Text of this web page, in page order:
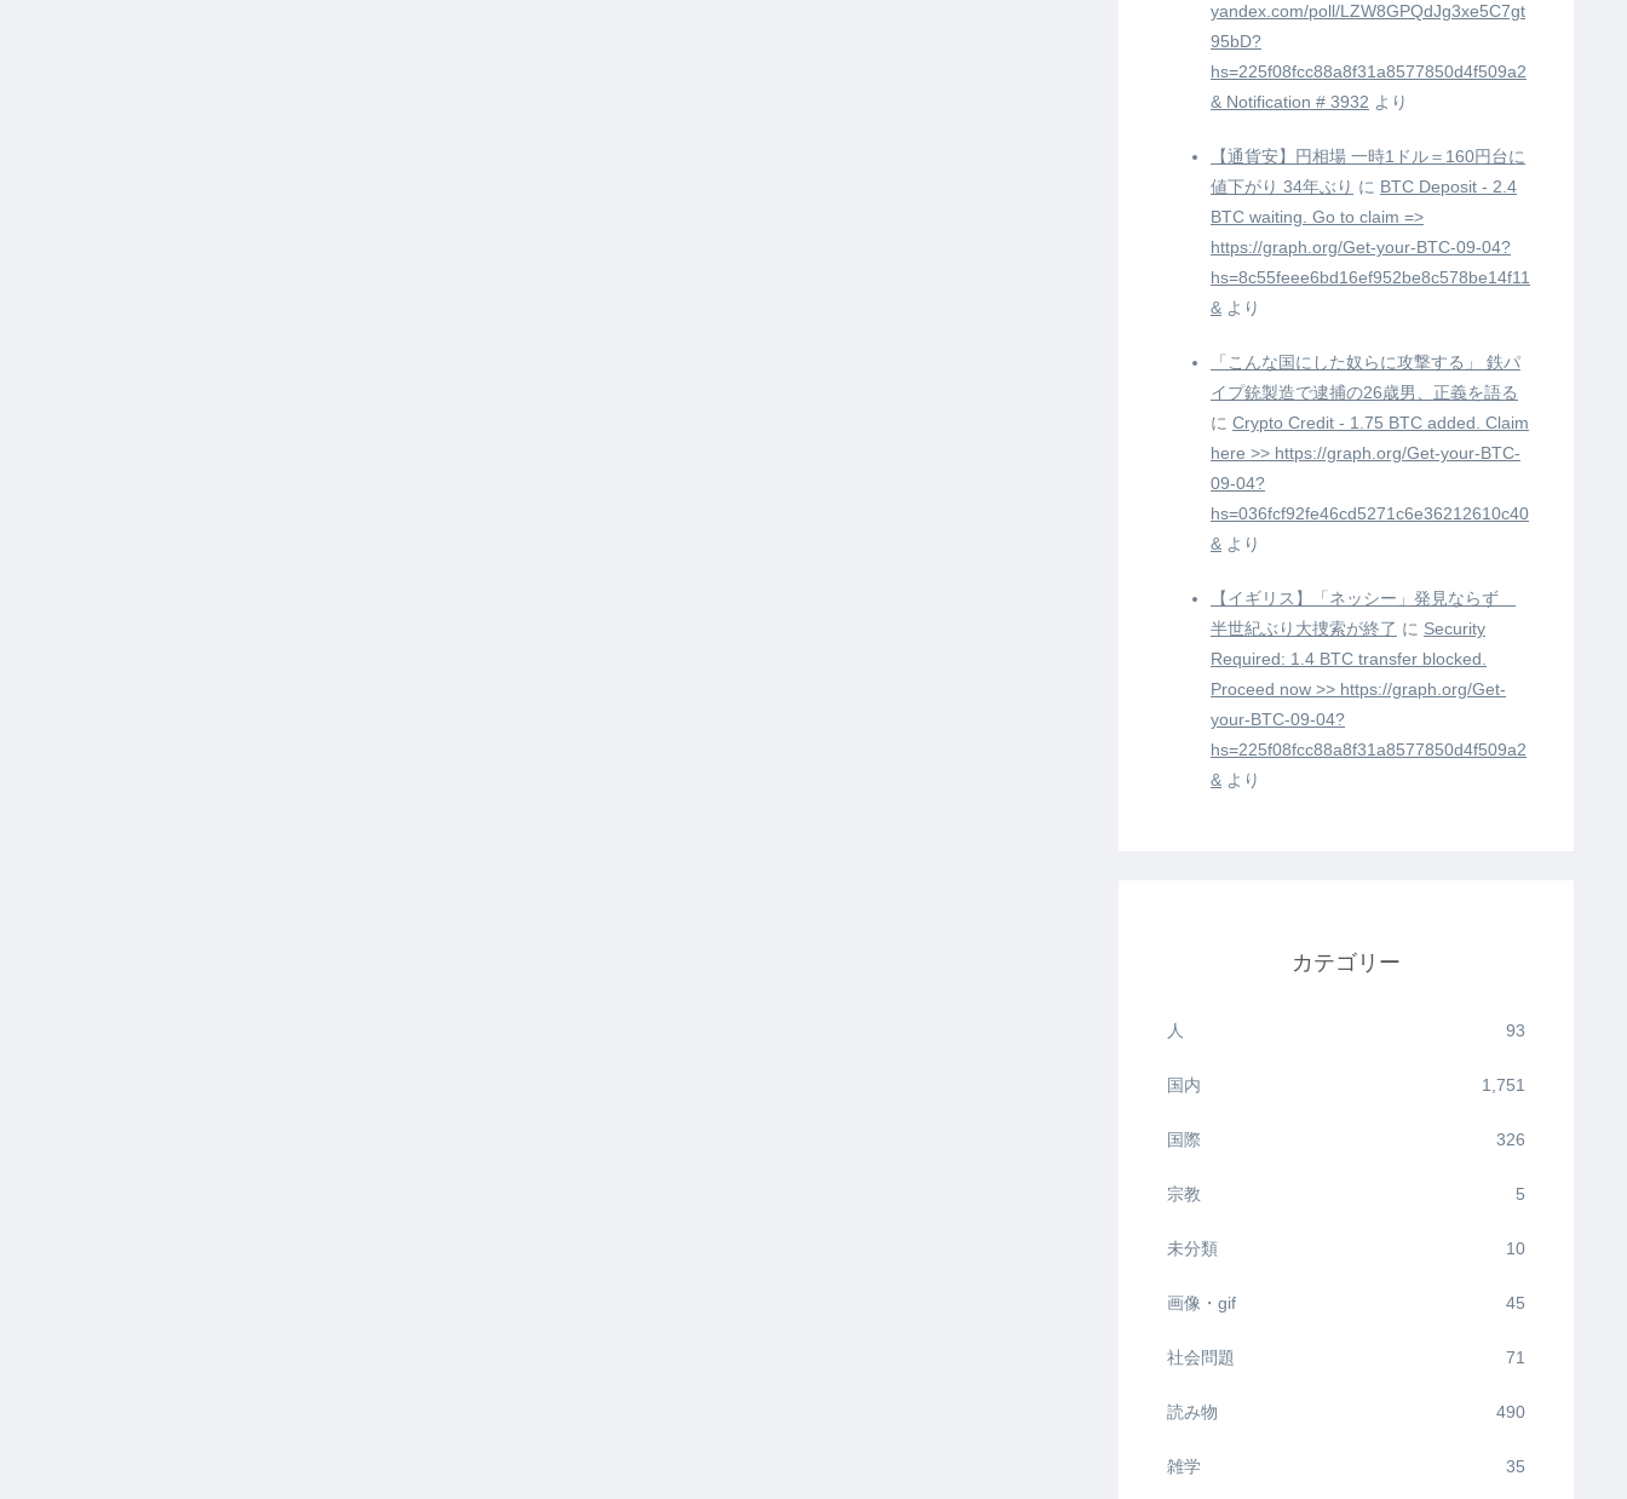
yandex.com/poll/LZW8GPQdJg3xe5C7gt
95bD?
hs=225f08fcc88a8f31a8577850d4f509a2
& Notification # 3932 より
【通貨安】円相場 一時1ドル＝160円台に
値下がり 34年ぶり に BTC Deposit - 2.4
BTC waiting. Go to claim =>
https://graph.org/Get-your-BTC-09-04?
hs=8c55feee6bd16ef952be8c578be14f11
& より
「こんな国にした奴らに攻撃する」 鉄パ
イプ銃製造で逮捕の26歳男、正義を語る
に Crypto Credit - 1.75 BTC added. Claim
here >> https://graph.org/Get-your-BTC-
09-04?
hs=036fcf92fe46cd5271c6e36212610c40
& より
【イギリス】「ネッシー」発見ならず
半世紀ぶり大捜索が終了 に Security
Required: 1.4 BTC transfer blocked.
Proceed now >> https://graph.org/Get-
your-BTC-09-04?
hs=225f08fcc88a8f31a8577850d4f509a2
& より
カテゴリー
人 93
国内 1,751
国際 326
宗教 5
未分類 10
画像・gif 45
社会問題 71
読み物 490
雑学 35